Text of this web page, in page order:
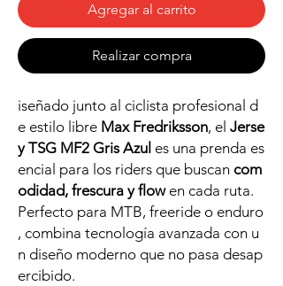
Agregar al carrito
Realizar compra
iseñado junto al ciclista profesional d
e estilo libre Max Fredriksson, el Jerse
y TSG MF2 Gris Azul es una prenda es
encial para los riders que buscan com
odidad, frescura y flowen cada ruta.
Perfecto para MTB, freeride o enduro
, combina tecnología avanzada con u
n diseño moderno que no pasa desap
ercibido.